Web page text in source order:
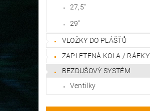
27,5"
29"
VLOŽKY DO PLÁŠŤŮ
ZAPLETENÁ KOLA / RÁFKY
BEZDUŠOVÝ SYSTÉM
Ventilky